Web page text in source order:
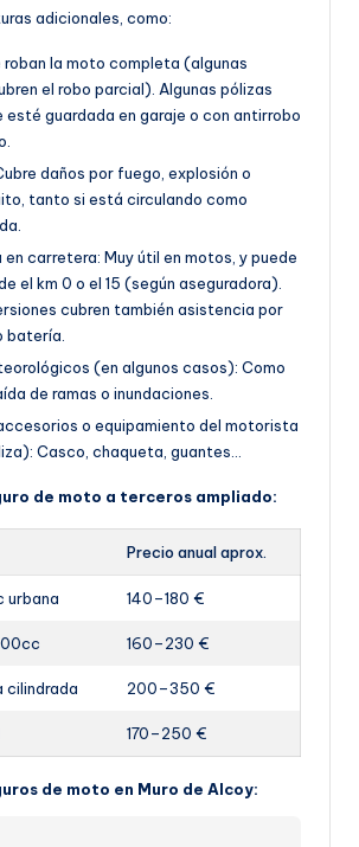
adicionales, como:
roban la moto completa (algunas
el robo parcial). Algunas pólizas
esté guardada en garaje o con antirrobo
daños por fuego, explosión o
tanto si está circulando como
carretera: Muy útil en motos, y puede
el km 0 o el 15 (según aseguradora).
cubren también asistencia por
batería.
(en algunos casos): Como
de ramas o inundaciones.
o equipamiento del motorista
Casco, chaqueta, guantes…
de moto a terceros ampliado:
Precio anual aprox.
urbana 140–180 €
160–230 €
cilindrada 200–350 €
170–250 €
de moto en Muro de Alcoy: